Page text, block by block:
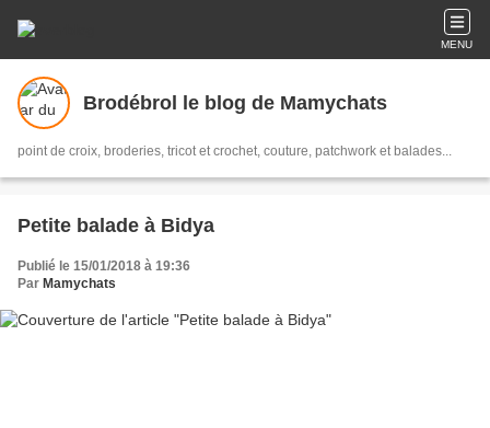
MENU
Brodébrol le blog de Mamychats
point de croix, broderies, tricot et crochet, couture, patchwork et balades...
Petite balade à Bidya
Publié le 15/01/2018 à 19:36
Par Mamychats